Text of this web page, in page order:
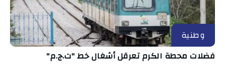
وطنية
فضلات محطة الكرم تعرقل أشغال خط "ت.ج.م"